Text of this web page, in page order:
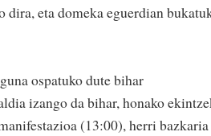
eta domeka eguerdian
ospatuko dute bihar
izango da bihar, honako
(13:00), herri